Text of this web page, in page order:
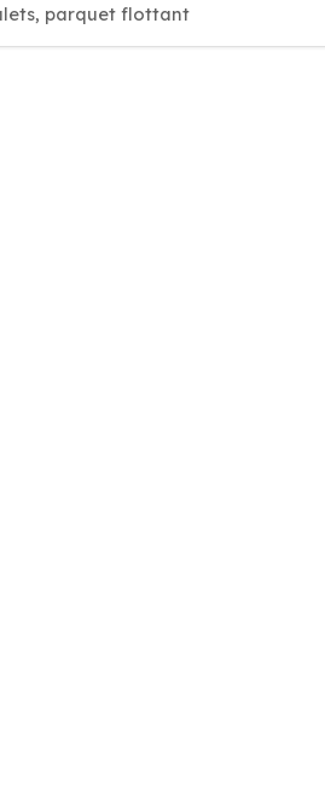
parquet flottant